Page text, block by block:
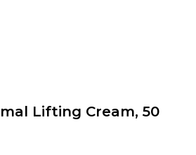
Lifting Cream, 50